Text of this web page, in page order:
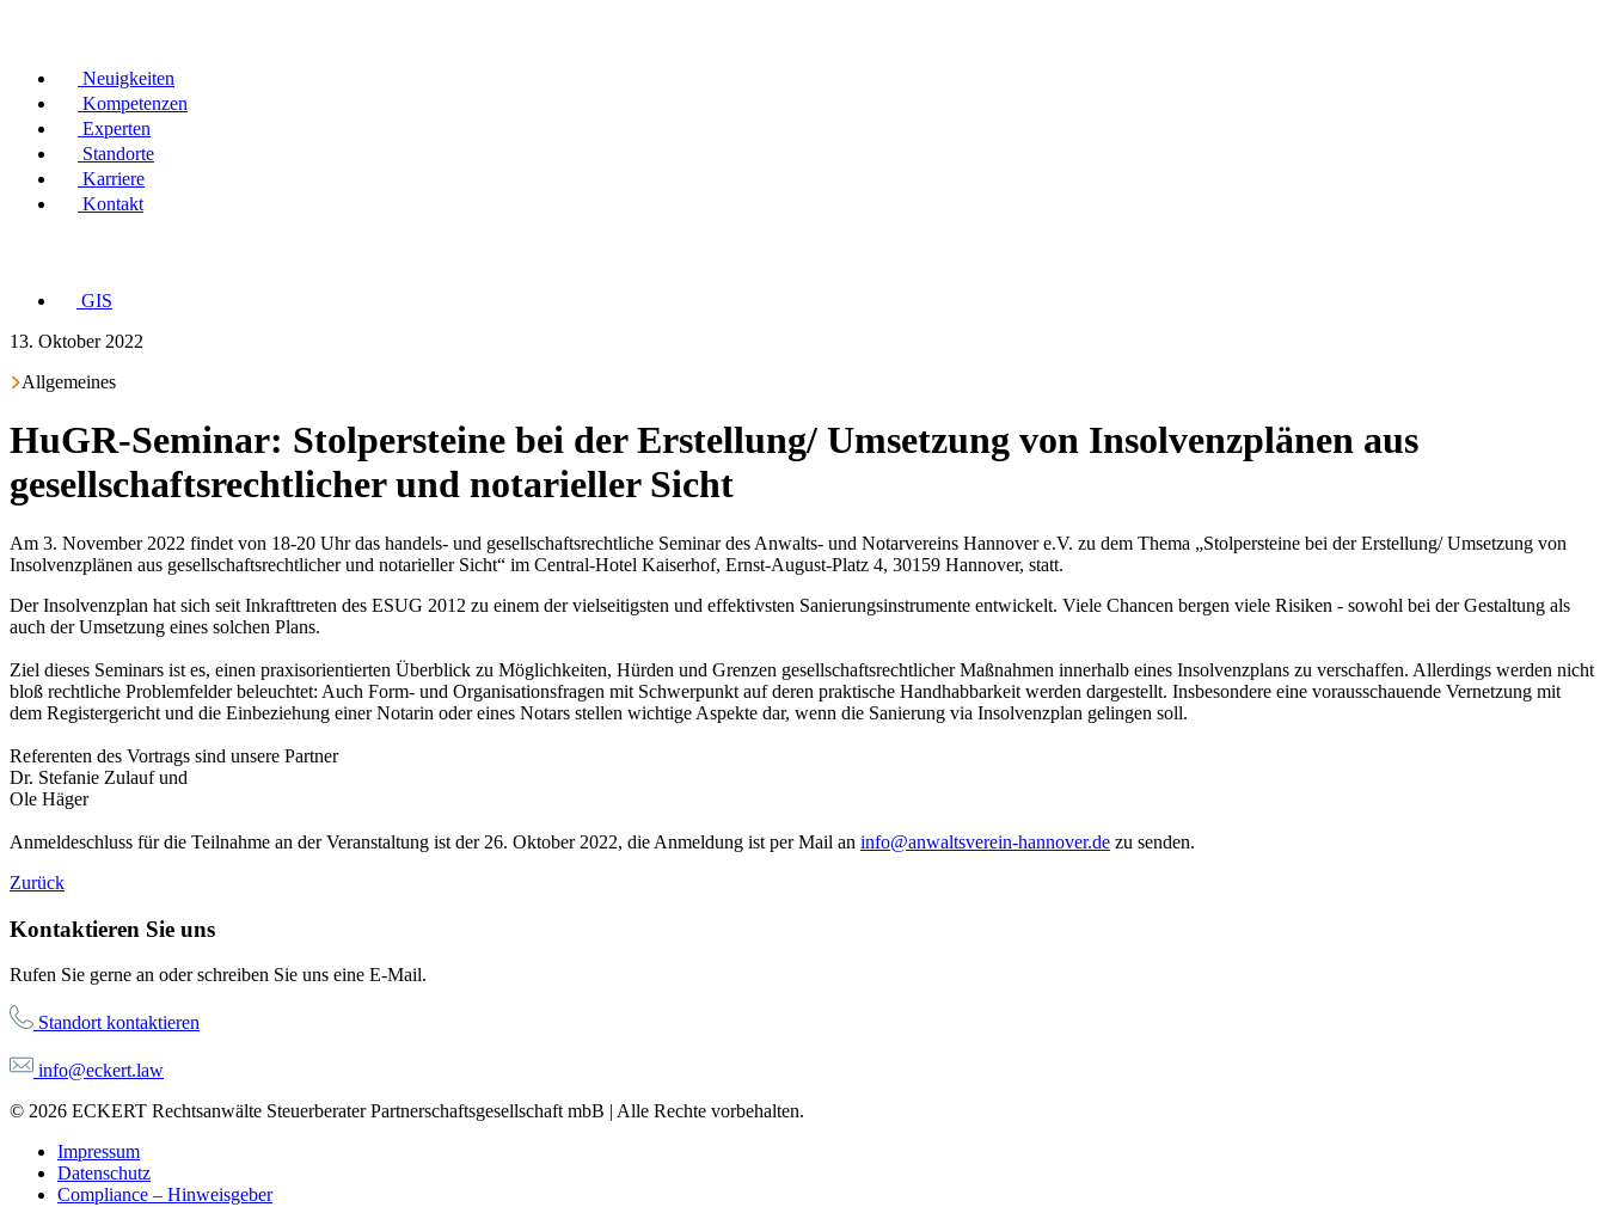
Neuigkeiten
Kompetenzen
Experten
Standorte
Karriere
Kontakt
GIS
13. Oktober 2022
Allgemeines
HuGR-Seminar: Stolpersteine bei der Erstellung/ Umsetzung von Insolvenzplänen aus
gesellschaftsrechtlicher und notarieller Sicht
Am 3. November 2022 findet von 18-20 Uhr das handels- und gesellschaftsrechtliche Seminar des Anwalts- und Notarvereins Hannover e.V. zu dem Thema „Stolpersteine bei der Erstellung/ Umsetzung von
Insolvenzplänen aus gesellschaftsrechtlicher und notarieller Sicht“ im Central-Hotel Kaiserhof, Ernst-August-Platz 4, 30159 Hannover, statt.
Der Insolvenzplan hat sich seit Inkrafttreten des ESUG 2012 zu einem der vielseitigsten und effektivsten Sanierungsinstrumente entwickelt. Viele Chancen bergen viele Risiken - sowohl bei der Gestaltung als
auch der Umsetzung eines solchen Plans.
Ziel dieses Seminars ist es, einen praxisorientierten Überblick zu Möglichkeiten, Hürden und Grenzen gesellschaftsrechtlicher Maßnahmen innerhalb eines Insolvenzplans zu verschaffen. Allerdings werden nicht
bloß rechtliche Problemfelder beleuchtet: Auch Form- und Organisationsfragen mit Schwerpunkt auf deren praktische Handhabbarkeit werden dargestellt. Insbesondere eine vorausschauende Vernetzung mit
dem Registergericht und die Einbeziehung einer Notarin oder eines Notars stellen wichtige Aspekte dar, wenn die Sanierung via Insolvenzplan gelingen soll.
Referenten des Vortrags sind unsere Partner
Dr. Stefanie Zulauf und
Ole Häger
Anmeldeschluss für die Teilnahme an der Veranstaltung ist der 26. Oktober 2022, die Anmeldung ist per Mail an info@anwaltsverein-hannover.de zu senden.
Zurück
Kontaktieren Sie uns
Rufen Sie gerne an oder schreiben Sie uns eine E-Mail.
Standort kontaktieren
info@eckert.law
© 2026 ECKERT Rechtsanwälte Steuerberater Partnerschaftsgesellschaft mbB | Alle Rechte vorbehalten.
Impressum
Datenschutz
Compliance – Hinweisgeber